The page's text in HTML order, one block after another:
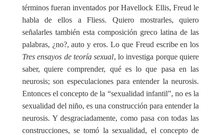
términos fueran inventados por Havellock Ellis, Freud le
habla de ellos a Fliess. Quiero mostrarles, quiero
señalarles también esta composición greco latina de las
palabras, ¿no?, auto y eros. Lo que Freud escribe en los
Tres ensayos de teoría sexual, lo investiga porque quiere
saber, quiere comprender, qué es lo que pasa en las
neurosis; son especulaciones para entender la neurosis.
Entonces el concepto de la “sexualidad infantil”, no es la
sexualidad del niño, es una construcción para entender la
neurosis. Y desgraciadamente, como pasa con todas las
construcciones, se tomó la sexualidad, el concepto de